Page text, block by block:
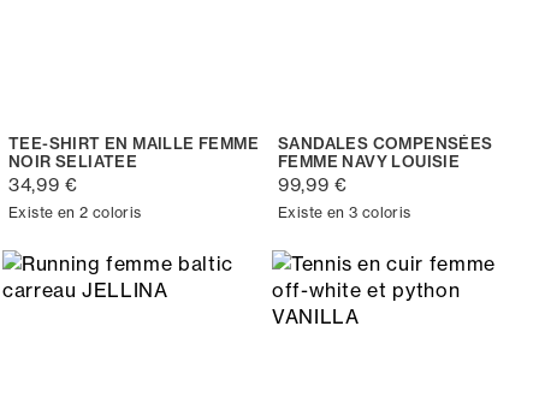
TEE-SHIRT EN MAILLE FEMME
NOIR SELIATEE
34,99 €
Existe en 2 coloris
SANDALES COMPENSÉES
FEMME NAVY LOUISIE
99,99 €
Existe en 3 coloris